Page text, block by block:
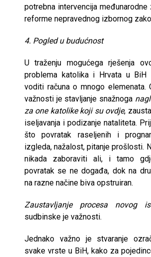
potrebna intervencija međunarodne
reforme nepravednog izbornog
4. Pogled u budućnost
U traženju mogućega rješenja
problema katolika i Hrvata u
voditi računa o mnogo elemenata.
važnosti je stavljanje snažnoga
za one katolike koji su ovdje,
iseljavanja i podizanje nataliteta.
što povratak raseljenih i
izgleda, nažalost, pitanje prošlosti.
nikada zaboraviti ali, i tamo
povratak se ne događa, dok na
na razne načine biva opstruiran.
Zaustavljanje procesa novog
sudbinske je važnosti.
Jednako važno je stvaranje
svake vrste u BiH, kako za